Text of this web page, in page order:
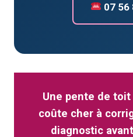
07 56
Une pente de
coûte cher à
diagnostic